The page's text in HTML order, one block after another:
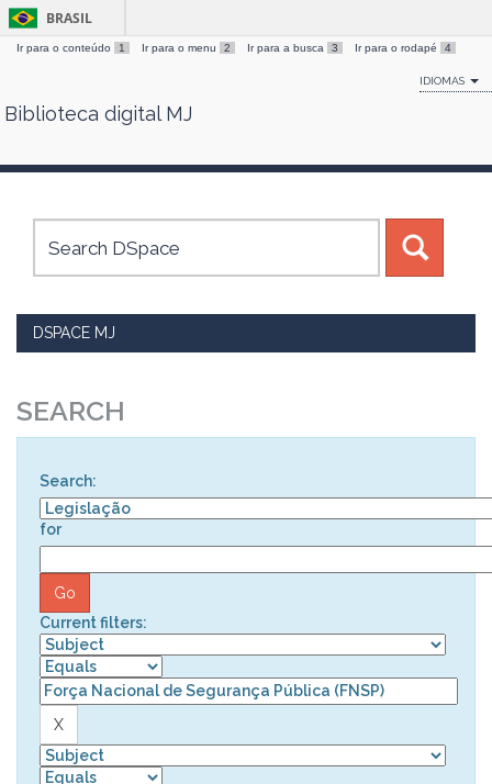
Skip
BRASIL
Ir para o conteúdo 1 Ir para o menu 2 Ir para a busca 3 Ir para o rodapé 4
IDIOMAS
Biblioteca digital MJ
DSPACE MJ
SEARCH
Search:
for
Current filters: